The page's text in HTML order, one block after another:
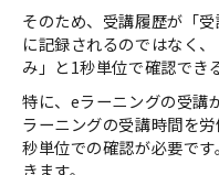
そのため、受講履歴が「
に記録されるのではなく
み」と1秒単位で確認でき
特に、eラーニングの受講
ラーニングの受講時間を
秒単位での確認が必要で
きます。